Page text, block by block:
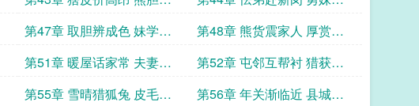
更诱
同行
第47章 取胆辨成色 妹学猎
户技
第48章 熊货震家人 厚赏暖
妹心
第51章 暖屋话家常 夫妻夜
语深
第52章 屯邻互帮衬 猎获赠
相亲
第55章 雪晴猎狐兔 皮毛细
第56章 年关渐临近 县城备